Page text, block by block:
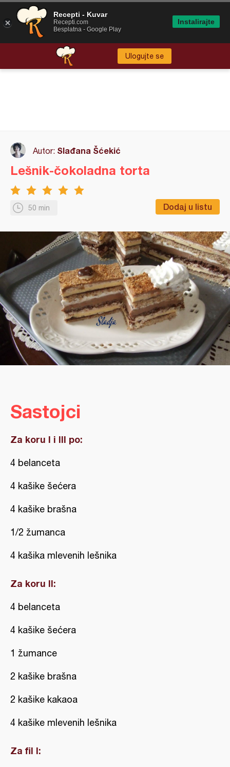
Ulogujte se
Autor: Slađana Šćekić
50 min Dodaj u listu
Lešnik-čokoladna torta
Sastojci
Za koru I i III po:
4 belanceta
4 kašike šećera
4 kašike brašna
1/2 žumanca
4 kašika mlevenih lešnika
Za koru II:
4 belanceta
4 kašike šećera
1 žumance
2 kašike brašna
2 kašike kakaoa
4 kašike mlevenih lešnika
Za fil I:
Recepti - Kuvar
Recepti.com
Besplatna - Google Play
Instalirajte